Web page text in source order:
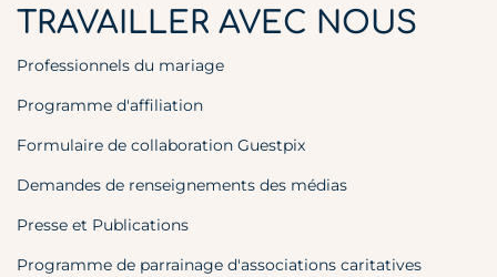
TRAVAILLER AVEC NOUS
Professionnels du mariage
Programme d'affiliation
Formulaire de collaboration Guestpix
Demandes de renseignements des médias
Presse et Publications
Programme de parrainage d'associations caritatives